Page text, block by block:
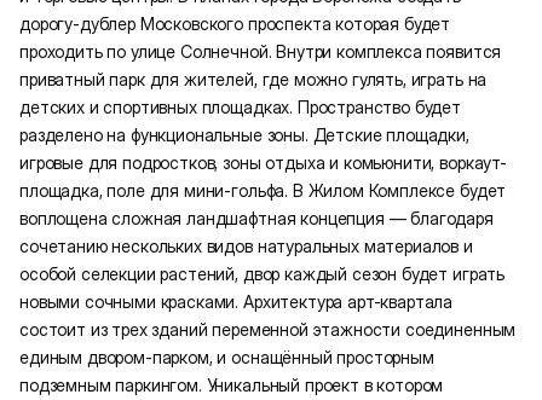
дорогу-дублер Московского проспекта которая будет
проходить по улице Солнечной. Внутри комплекса появится
приватный парк для жителей, где можно гулять, играть на
детских и спортивных площадках. Пространство будет
разделено на функциональные зоны. Детские площадки,
игровые для подростков, зоны отдыха и комьюнити, воркаут-
площадка, поле для мини-гольфа. В Жилом Комплексе будет
воплощена сложная ландшафтная концепция — благодаря
сочетанию нескольких видов натуральных материалов и
особой селекции растений, двор каждый сезон будет играть
новыми сочными красками. Архитектура арт-квартала
состоит из трех зданий переменной этажности соединенным
единым двором-парком, и оснащённый просторным
подземным паркингом. Уникальный проект в котором